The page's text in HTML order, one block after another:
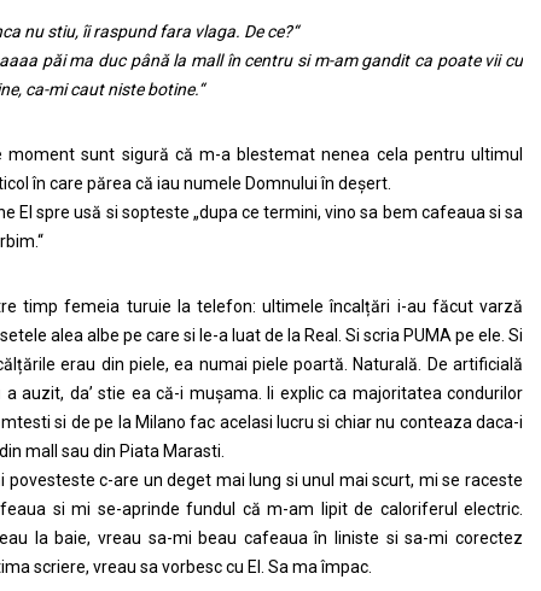
nu stiu, îi raspund fara vlaga. De ce?“
păi ma duc până la mall în centru si m-am gandit ca poate vii cu
ca-mi caut niste botine.“
moment sunt sigură că m-a blestemat nenea cela pentru ultimul
în care părea că iau numele Domnului în deșert.
El spre usă si sopteste „dupa ce termini, vino sa bem cafeaua si sa
timp femeia turuie la telefon: ultimele încalțări i-au făcut varză
alea albe pe care si le-a luat de la Real. Si scria PUMA pe ele. Si
erau din piele, ea numai piele poartă. Naturală. De artificială
a auzit, da’ stie ea că-i mușama. Ii explic ca majoritatea condurilor
si de pe la Milano fac acelasi lucru si chiar nu conteaza daca-i
mall sau din Piata Marasti.
povesteste c-are un deget mai lung si unul mai scurt, mi se raceste
si mi se-aprinde fundul că m-am lipit de caloriferul electric.
la baie, vreau sa-mi beau cafeaua în liniste si sa-mi corectez
scriere, vreau sa vorbesc cu El. Sa ma împac.